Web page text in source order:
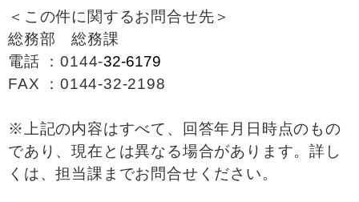
＜この件に関するお問合せ先＞
総務部 総務課
電話 ：0144-32-6179
FAX ：0144-32-2198
※上記の内容はすべて、回答年月日時点のもの
であり、現在とは異なる場合があります。詳し
くは、担当課までお問合せください。